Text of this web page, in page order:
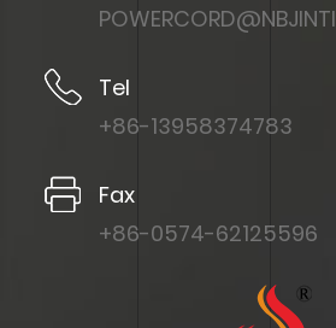
Tel
+86-13958374783
Fax
+86-0574-62125596